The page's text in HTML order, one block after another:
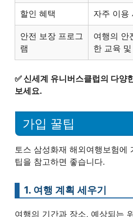
할인 혜택 자주 이용
안전 보장 프로그
램
여행의 안
한 교육 및
✅신세계 유니버스클럽의 다양
보세요.
가입 꿀팁
토스 삼성화재 해외여행보험에
팁을 참고하면 좋습니다.
1. 여행 계획 세우기
여행의 기간과 장소, 예상되는